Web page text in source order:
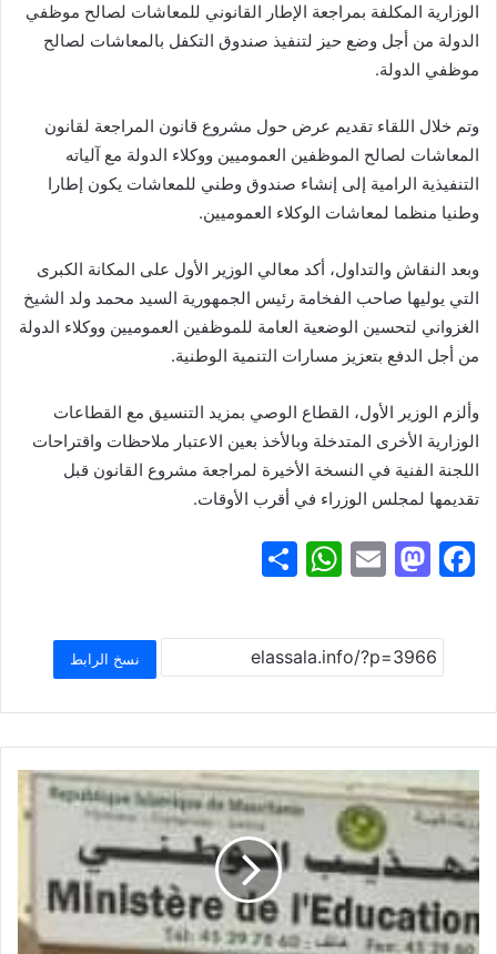
الوزارية المكلفة بمراجعة الإطار القانوني للمعاشات لصالح موظفي
الدولة من أجل وضع حيز لتنفيذ صندوق التكفل بالمعاشات لصالح
موظفي الدولة.
وتم خلال اللقاء تقديم عرض حول مشروع قانون المراجعة لقانون
المعاشات لصالح الموظفين العموميين ووكلاء الدولة مع آلياته
التنفيذية الرامية إلى إنشاء صندوق وطني للمعاشات يكون إطارا
وطنيا منظما لمعاشات الوكلاء العموميين.
وبعد النقاش والتداول، أكد معالي الوزير الأول على المكانة الكبرى
التي يوليها صاحب الفخامة رئيس الجمهورية السيد محمد ولد الشيخ
الغزواني لتحسين الوضعية العامة للموظفين العموميين ووكلاء الدولة
من أجل الدفع بتعزيز مسارات التنمية الوطنية.
وألزم الوزير الأول، القطاع الوصي بمزيد التنسيق مع القطاعات
الوزارية الأخرى المتدخلة وبالأخذ بعين الاعتبار ملاحظات واقتراحات
اللجنة الفنية في النسخة الأخيرة لمراجعة مشروع القانون قبل
تقديمها لمجلس الوزراء في أقرب الأوقات.
F
c
e
b
o
o
k
M
st
o
d
o
n
E
ai
l
W
at
s
A
p
p
ar
e
نسخ الرابط